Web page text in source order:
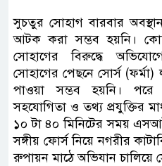
সুচতুর সোহাগ বারবার
আটক করা সম্ভব হয়নি।
সোহাগের বিরুদ্ধে
সোহাগের পেছনে সোর্স
পাওয়া সম্ভব হয়নি। পরে
সহযোগিতা ও তথ্য প্রযুক্তির
১০ টা ৪০ মিনিটের সময়
সঙ্গীয় ফোর্স নিয়ে নগরীর
রুপায়ন মাঠে অভিযান